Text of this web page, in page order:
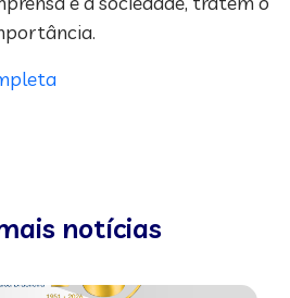
notícias